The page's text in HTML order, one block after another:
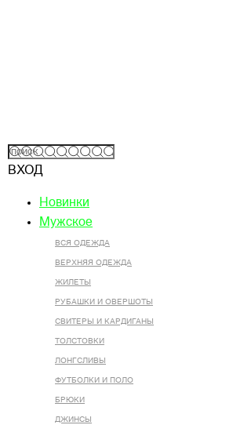
ВХОД
Новинки
Мужское
ВСЯ ОДЕЖДА
ВЕРХНЯЯ ОДЕЖДА
ЖИЛЕТЫ
РУБАШКИ И ОВЕРШОТЫ
СВИТЕРЫ И КАРДИГАНЫ
ТОЛСТОВКИ
ЛОНГСЛИВЫ
ФУТБОЛКИ И ПОЛО
БРЮКИ
ДЖИНСЫ